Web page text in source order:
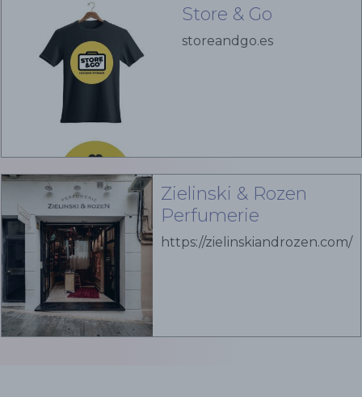
Store & Go
storeandgo.es
Zielinski & Rozen
Perfumerie
https://zielinskiandrozen.com/